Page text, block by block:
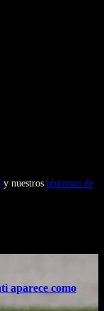
y nuestros términos de
aparece como